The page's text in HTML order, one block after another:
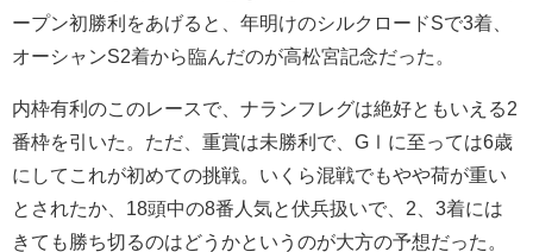
ープン初勝利をあげると、年明けのシルクロードSで3着、
オーシャンS2着から臨んだのが高松宮記念だった。
内枠有利のこのレースで、ナランフレグは絶好ともいえる2
番枠を引いた。ただ、重賞は未勝利で、GⅠに至っては6歳
にしてこれが初めての挑戦。いくら混戦でもやや荷が重い
とされたか、18頭中の8番人気と伏兵扱いで、2、3着には
きても勝ち切るのはどうかというのが大方の予想だった。